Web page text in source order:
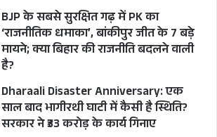
BJP के सबसे सुरक्षित गढ़ में PK का
‘राजनीतिक धमाका’, बांकीपुर जीत के 7 बड़े
मायने; क्या बिहार की राजनीति बदलने वाली
है?
Dharaali Disaster Anniversary: एक
साल बाद भागीरथी घाटी में कैसी है स्थिति?
सरकार ने ₹33 करोड़ के कार्य गिनाए